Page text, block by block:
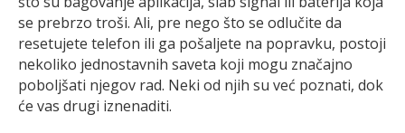
se prebrzo troši. Ali, pre nego što se odlučite da
resetujete telefon ili ga pošaljete na popravku, postoji
nekoliko jednostavnih saveta koji mogu značajno
poboljšati njegov rad. Neki od njih su već poznati, dok
će vas drugi iznenaditi.